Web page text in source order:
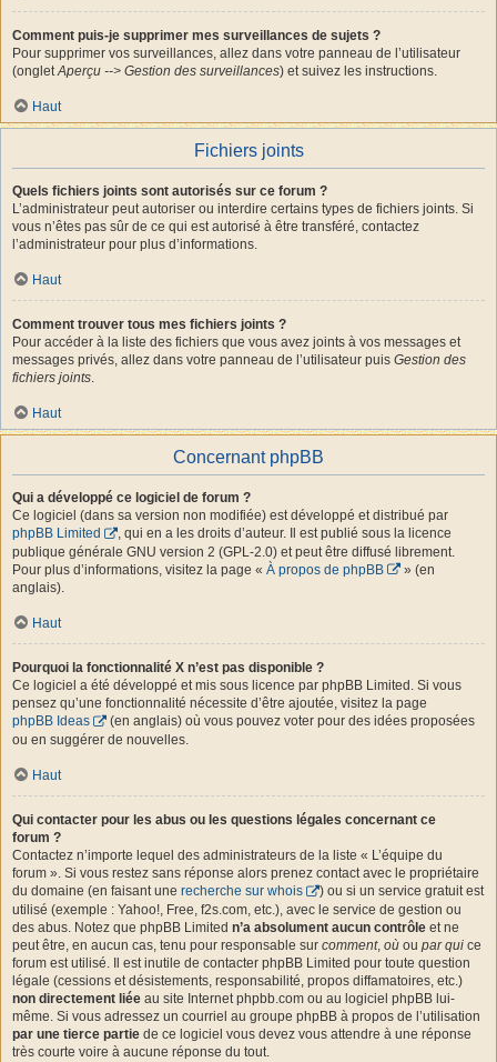
Comment puis-je supprimer mes surveillances de sujets ?
Pour supprimer vos surveillances, allez dans votre panneau de l’utilisateur
(ongletAperçu --> Gestion des surveillances) et suivez les instructions.
Haut
Fichiers joints
Quels fichiers joints sont autorisés sur ce forum ?
L’administrateur peut autoriser ou interdire certains types de fichiers joints. Si
vous n’êtes pas sûr de ce qui est autorisé à être transféré, contactez
l’administrateur pour plus d’informations.
Haut
Comment trouver tous mes fichiers joints ?
Pour accéder à la liste des fichiers que vous avez joints à vos messages et
messages privés, allez dans votre panneau de l’utilisateur puis Gestion des
fichiers joints.
Haut
Concernant phpBB
Qui a développé ce logiciel de forum ?
Ce logiciel (dans sa version non modifiée) est développé et distribué par
phpBB Limited
, qui en a les droits d’auteur. Il est publié sous la licence
publique générale GNU version 2 (GPL-2.0) et peut être diffusé librement.
Pour plus d’informations, visitez la page « À propos de phpBB
» (en
anglais).
Haut
Pourquoi la fonctionnalité X n’est pas disponible ?
Ce logiciel a été développé et mis sous licence par phpBB Limited. Si vous
pensez qu’une fonctionnalité nécessite d’être ajoutée, visitez la page
phpBB Ideas
(en anglais) où vous pouvez voter pour des idées proposées
ou en suggérer de nouvelles.
Haut
Qui contacter pour les abus ou les questions légales concernant ce
forum ?
Contactez n’importe lequel des administrateurs de la liste « L’équipe du
forum ». Si vous restez sans réponse alors prenez contact avec le propriétaire
du domaine (en faisant une recherche sur whois
) ou si un service gratuit est
utilisé (exemple : Yahoo!, Free, f2s.com, etc.), avec le service de gestion ou
des abus. Notez que phpBB Limited n’a absolument aucun contrôle et ne
peut être, en aucun cas, tenu pour responsable sur comment, où ou par qui ce
forum est utilisé. Il est inutile de contacter phpBB Limited pour toute question
légale (cessions et désistements, responsabilité, propos diffamatoires, etc.)
non directement liée au site Internet phpbb.com ou au logiciel phpBB lui-
même. Si vous adressez un courriel au groupe phpBB à propos de l’utilisation
par une tierce partie de ce logiciel vous devez vous attendre à une réponse
très courte voire à aucune réponse du tout.